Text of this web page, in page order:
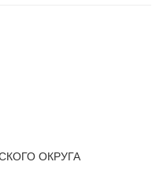
ОКРУГА